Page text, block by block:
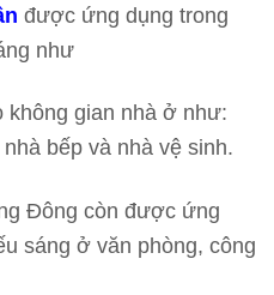
được ứng dụng trong
như
không gian nhà ở như:
bếp và nhà vệ sinh.
Đông còn được ứng
sáng ở văn phòng, công